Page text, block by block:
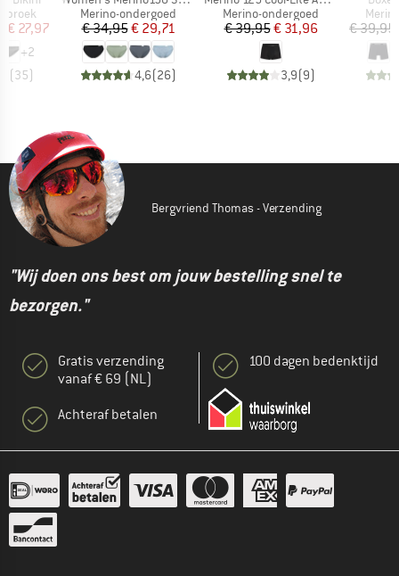
prijs
€ 27,97
+2
(35)
Productgroep
Merino-ondergoed
Prijs
€ 34,95Verlaagde prijs
€ 29,71
4,6(26)
Productgroep
Merino-ondergoed
Prijs
€ 39,95Verlaagde prijs
€ 31,96
3,9(9)
€ 39,95
Bergvriend Thomas - Verzending
"Wij doen ons best om jouw bestelling snel te
bezorgen."
Gratis verzending
vanaf € 69 (NL)
Achteraf betalen
100 dagen bedenktijd